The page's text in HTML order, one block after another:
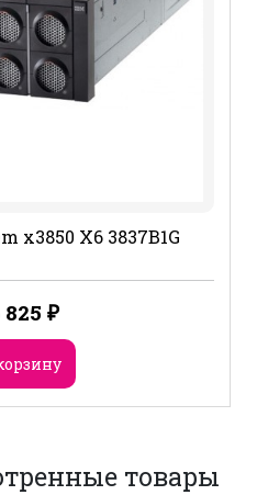
x3850 X6 3837B1G
825 ₽
товары